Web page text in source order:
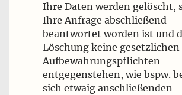
Ihre Daten werden gelöscht,
Ihre Anfrage abschließend
beantwortet worden ist und
Löschung keine gesetzlichen
Aufbewahrungspflichten
entgegenstehen, wie bspw.
sich etwaig anschließenden